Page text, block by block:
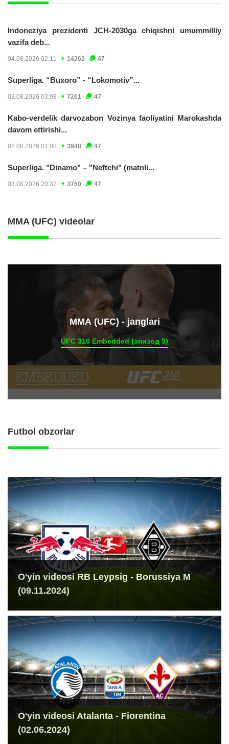
Indoneziya prezidenti JCH-2030ga chiqishni umummilliy
vazifa deb...
04.08.2026 02:11 14262 47
Superliga. “Buxoro” - “Lokomotiv”...
02.08.2026 03:08 7201 47
Kabo-verdelik darvozabon Vozinya faoliyatini Marokashda
davom ettirishi...
02.08.2026 01:08 3948 47
Superliga. "Dinamo" – "Neftchi" (matnli...
03.08.2026 20:32 3750 47
MMA (UFC) videolar
ММА (UFC) - janglari
UFC 310 Embedded (эпизод 5)
Futbol obzorlar
O'yin videosi RB Leypsig - Borussiya M
(09.11.2024)
O'yin videosi Atalanta - Fiorentina
(02.06.2024)